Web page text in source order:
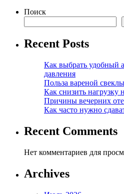
Поиск
Recent Posts
Как выбрать удобный
давления
Польза вареной
Как снизить нагрузку
Причины вечерних
Как часто нужно
Recent Comments
Нет комментариев для
Archives